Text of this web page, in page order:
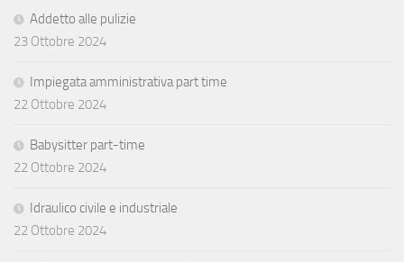
Addetto alle pulizie
23 Ottobre 2024
Impiegata amministrativa part time
22 Ottobre 2024
Babysitter part-time
22 Ottobre 2024
Idraulico civile e industriale
22 Ottobre 2024